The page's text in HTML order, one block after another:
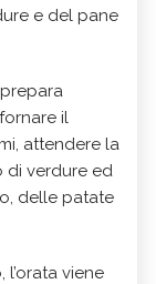
e del pane
il
attendere la
di verdure ed
delle patate
l’orata viene